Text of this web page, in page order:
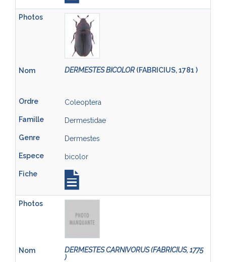
DERMESTES BICOLOR(FABRICIUS, 1781 )
Coleoptera
Dermestidae
Dermestes
bicolor
DERMESTES CARNIVORUS (FABRICIUS, 1775
)